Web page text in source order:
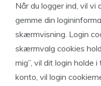
Når du logger ind, vil
gemme din
skærmvisning. Login
skærmvalg cookies
mig”, vil dit login holde
konto, vil login